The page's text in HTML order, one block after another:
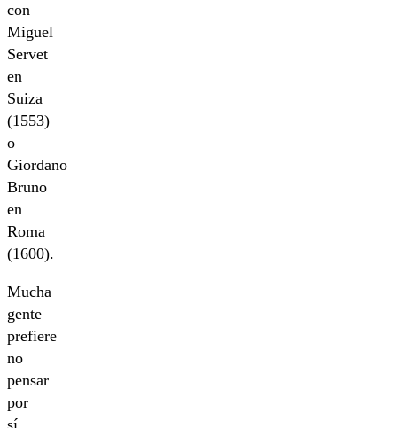
con
Miguel
Servet
en
Suiza
(1553)
o
Giordano
Bruno
en
Roma
(1600).
Mucha
gente
prefiere
no
pensar
por